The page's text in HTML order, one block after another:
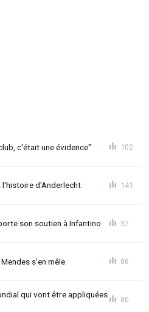
c'était une évidence" 102
d'Anderlecht 141
son soutien à Infantino 37
s'en mêle 86
qui vont être appliquées
80